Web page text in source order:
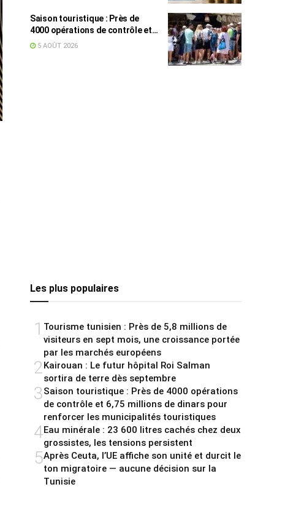
Saison touristique : Près de
4000 opérations de contrôle et
6,75 millions de dinars pour
5 AOÛT 2026
Les plus populaires
1 Tourisme tunisien : Près de 5,8 millions de
visiteurs en sept mois, une croissance portée
par les marchés européens
2Kairouan : Le futur hôpital Roi Salman
sortira de terre dès septembre
3Saison touristique : Près de 4000 opérations
de contrôle et 6,75 millions de dinars pour
renforcer les municipalités touristiques
4Eau minérale : 23 600 litres cachés chez deux
grossistes, les tensions persistent
5Après Ceuta, l’UE affiche son unité et durcit le
ton migratoire — aucune décision sur la
Tunisie